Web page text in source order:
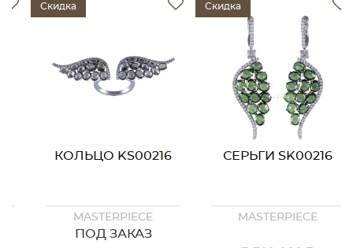
Скидка
КОЛЬЦО KS00216
MASTERPIECE
ПОД ЗАКАЗ
Скидка
СЕРЬГИ SK00216
MASTERPIECE